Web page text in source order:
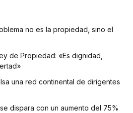
no es la propiedad, sino el
de Propiedad: «Es dignidad,
una red continental de dirigentes
dispara con un aumento del 75%